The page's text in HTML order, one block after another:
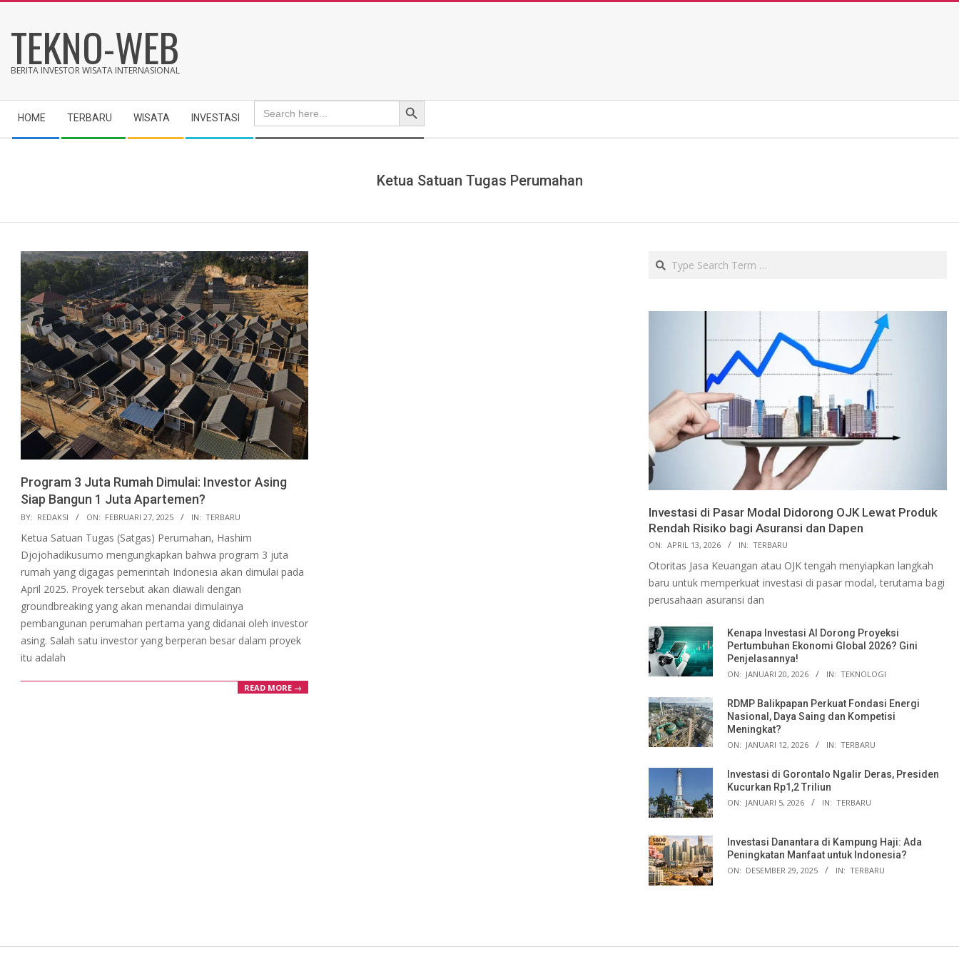
content
TEKNO-WEB
BERITA INVESTOR WISATA INTERNASIONAL
Navigation
Menu
HOME TERBARU WISATA INVESTASI
Search
for:
Search Button
Ketua Satuan Tugas Perumahan
Program 3 Juta Rumah Dimulai: Investor Asing
Siap Bangun 1 Juta Apartemen?
2025-
02-
27
BY: REDAKSI ON: FEBRUARI 27, 2025 IN: TERBARU
Ketua Satuan Tugas (Satgas) Perumahan, Hashim
Djojohadikusumo mengungkapkan bahwa program 3 juta
rumah yang digagas pemerintah Indonesia akan dimulai pada
April 2025. Proyek tersebut akan diawali dengan
groundbreaking yang akan menandai dimulainya
pembangunan perumahan pertama yang didanai oleh investor
asing. Salah satu investor yang berperan besar dalam proyek
itu adalah
READ MORE →
Search
Investasi di Pasar Modal Didorong OJK Lewat Produk
Rendah Risiko bagi Asuransi dan Dapen
ON: APRIL 13, 2026 IN: TERBARU
Otoritas Jasa Keuangan atau OJK tengah menyiapkan langkah
baru untuk memperkuat investasi di pasar modal, terutama bagi
perusahaan asuransi dan
Kenapa Investasi AI Dorong Proyeksi
Pertumbuhan Ekonomi Global 2026? Gini
Penjelasannya!
ON: JANUARI 20, 2026 IN: TEKNOLOGI
RDMP Balikpapan Perkuat Fondasi Energi
Nasional, Daya Saing dan Kompetisi
Meningkat?
ON: JANUARI 12, 2026 IN: TERBARU
Investasi di Gorontalo Ngalir Deras, Presiden
Kucurkan Rp1,2 Triliun
ON: JANUARI 5, 2026 IN: TERBARU
Investasi Danantara di Kampung Haji: Ada
Peningkatan Manfaat untuk Indonesia?
ON: DESEMBER 29, 2025 IN: TERBARU